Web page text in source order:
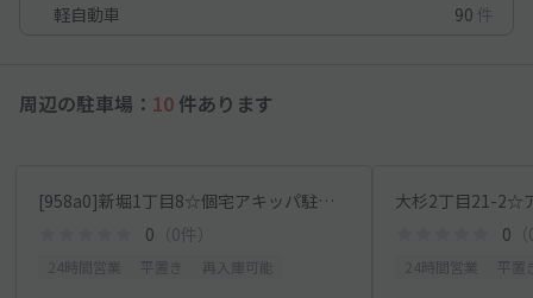
軽自動車
90 件
周辺の駐車場： 10 件あります
[958a0]新堀1丁目8☆個宅アキッパ駐車場
0 （0件）
大杉2丁目21-2☆
0